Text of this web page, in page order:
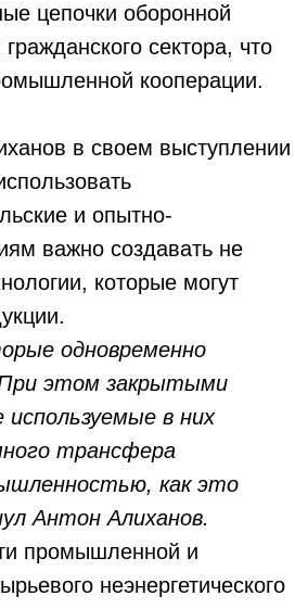
цепочки оборонной
сектора, что
кооперации.
в своем выступлении
и опытно-
важно создавать не
которые могут
одновременно
этом закрытыми
в них
трансфера
как это
Антон Алиханов.
промышленной и
неэнергетического